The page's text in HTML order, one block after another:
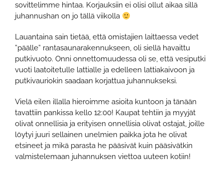
sovittelimme hintaa. Korjauksiin ei olisi ollut aikaa sillä
juhannushan on jo tällä viikolla
Lauantaina sain tietää, että omistajien laittaessa vedet
”päälle” rantasaunarakennukseen, oli siellä havaittu
putkivuoto. Onni onnettomuudessa oli se, että vesiputki
vuoti laatoitetulle lattialle ja edelleen lattiakaivoon ja
putkivauriokin saadaan korjattua juhannukseksi.
Vielä eilen illalla hieroimme asioita kuntoon ja tänään
tavattiin pankissa kello 12:00! Kaupat tehtiin ja myyjät
olivat onnellisia ja erityisen onnellisia olivat ostajat, joille
löytyi juuri sellainen unelmien paikka jota he olivat
etsineet ja mikä parasta he pääsivät kuin pääsivätkin
valmistelemaan juhannuksen viettoa uuteen kotiin!